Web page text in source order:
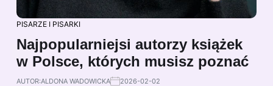
PISARZE I PISARKI
Najpopularniejsi autorzy książek
w Polsce, których musisz poznać
AUTOR:ALDONA WADOWICKA 2026-02-02